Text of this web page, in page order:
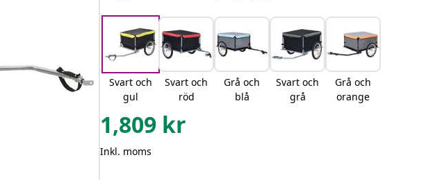
Svart och
gul
Svart och
röd
Grå och
blå
Svart och
grå
Grå och
orange
1,809 kr
Inkl. moms